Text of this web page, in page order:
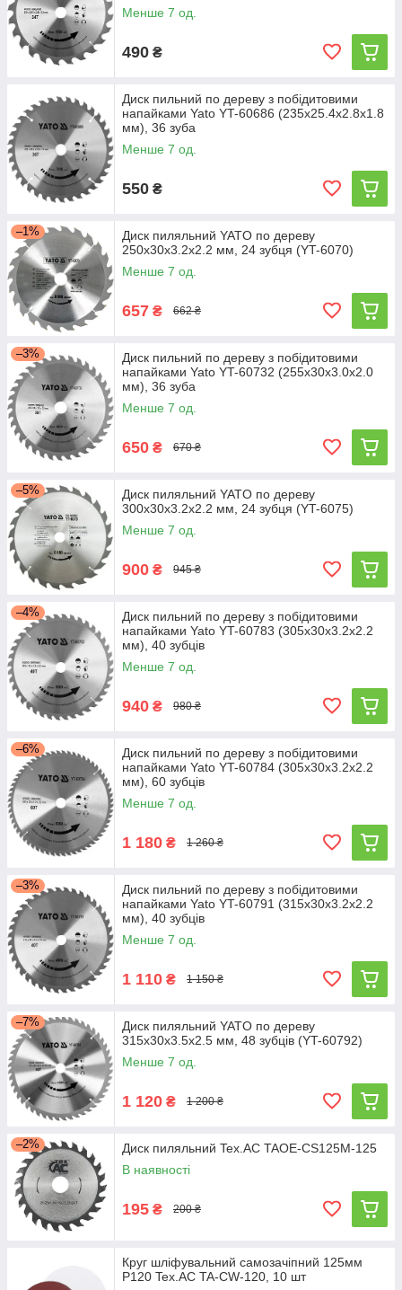
Менше 7 од.
490 ₴
Диск пильний по дереву з побідитовими
напайками Yato YT-60686 (235x25.4x2.8x1.8
мм), 36 зуба
Менше 7 од.
550 ₴
–1%
Диск пиляльний YATO по дереву
250х30х3.2х2.2 мм, 24 зубця (YT-6070)
Менше 7 од.
657 ₴ 662 ₴
–3%
Диск пильний по дереву з побідитовими
напайками Yato YT-60732 (255x30x3.0x2.0
мм), 36 зуба
Менше 7 од.
650 ₴ 670 ₴
–5%
Диск пиляльний YATO по дереву
300х30х3.2x2.2 мм, 24 зубця (YT-6075)
Менше 7 од.
900 ₴ 945 ₴
–4%
Диск пильний по дереву з побідитовими
напайками Yato YT-60783 (305x30x3.2x2.2
мм), 40 зубців
Менше 7 од.
940 ₴ 980 ₴
–6%
Диск пильний по дереву з побідитовими
напайками Yato YT-60784 (305x30x3.2x2.2
мм), 60 зубців
Менше 7 од.
1 180 ₴ 1 260 ₴
–3%
Диск пильний по дереву з побідитовими
напайками Yato YT-60791 (315x30x3.2x2.2
мм), 40 зубців
Менше 7 од.
1 110 ₴ 1 150 ₴
–7%
Диск пиляльний YATO по дереву
315х30х3.5х2.5 мм, 48 зубців (YT-60792)
Менше 7 од.
1 120 ₴ 1 200 ₴
–2%
Диск пиляльний Tex.AC TAOE-CS125M-125
В наявності
195 ₴ 200 ₴
Круг шліфувальний самозачіпний 125мм
Р120 Tex.AC TA-CW-120, 10 шт